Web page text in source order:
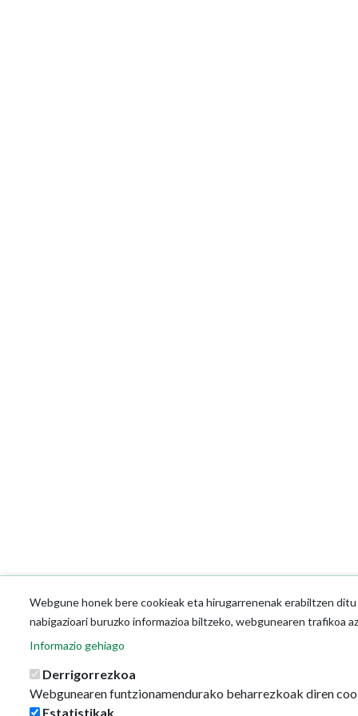
Webgune honek bere cookieak eta hirugarrenenak erabiltzen
nabigazioari buruzko informazioa biltzeko, webgunearen trafikoa
Informazio gehiago
Derrigorrezkoa
Webgunearen funtzionamendurako beharrezkoak diren
Estatistikak